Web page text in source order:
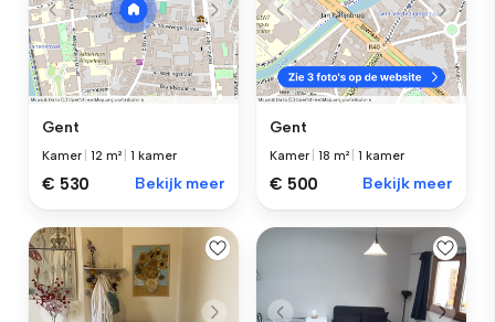
Gent
Kamer |12 m² |1 kamer
€ 530 Bekijk meer
Gent
Kamer |18 m² |1 kamer
€ 500 Bekijk meer